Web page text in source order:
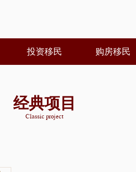
投资移民 购房移民
经典项目
Classic project